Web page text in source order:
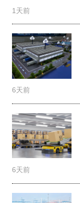
1天前
6天前
6天前